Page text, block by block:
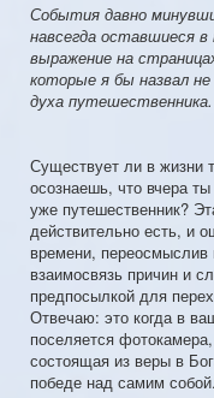
События давно
навсегда оставшиеся
выражение на
которые я бы назвал не
духа путешественника.
Существует ли в жизни
осознаешь, что вчера
уже путешественник?
действительно есть, и
времени,
взаимосвязь причин и
предпосылкой для
Отвечаю: это когда в
поселяется
состоящая из веры в
победе над самим